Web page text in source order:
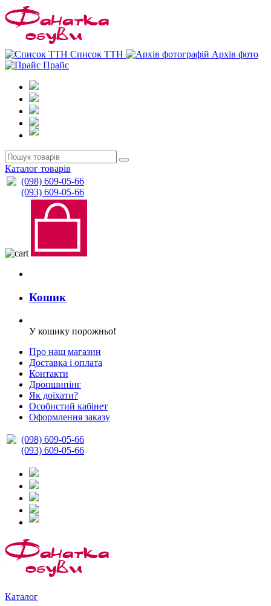
Список ТТН
Архів фото
Прайс
Каталог товарів
(098) 609-05-66
(093) 609-05-66
Кошик
У кошику порожньо!
Про наш магазин
Доставка і оплата
Контакти
Дропшипінг
Як доїхати?
Особистий кабінет
Оформлення заказу
(098) 609-05-66
(093) 609-05-66
Каталог